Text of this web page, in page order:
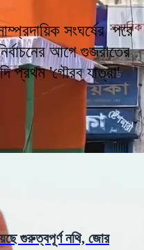
সংঘর্ষের পরে
আগে গুজরাতের
প্রথম 'গৌরব যাত্রা'
গুরুত্বপূর্ণ নথি, জোর